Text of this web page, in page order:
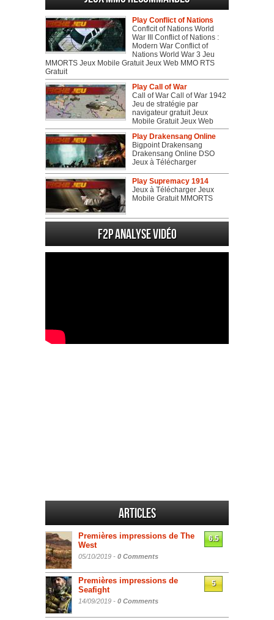
Play Conflict of Nations
Conflcit of Nations World
War III Conflict of Nations :
Modern War Conflict of
Nations World War 3 Jeu
MMORTS Jeux Mobile Gratuit Jeux Web MMO RTS
Gratuit
Play Call of War
Call of War Call of War 1942
Jeu de stratégie par
navigateur gratuit Jeux
Mobile Gratuit Jeux Web
Play Drakensang Online
Bigpoint Drakensang
Drakensang Online DSO
Jeux à Télécharger
Play Supremacy 1914
Jeux à Télécharger Jeux
Mobile Gratuit MMORTS
F2P Analyse vidéo
Articles
Premières impressions de The
West
05/10/2019 - 0 Comments
6.5
Premières impressions de
Seafight
14/09/2019 - 0 Comments
5